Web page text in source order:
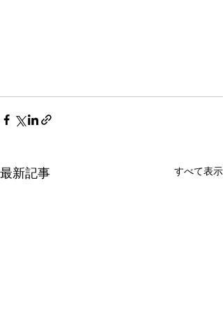
最新記事 すべて表示